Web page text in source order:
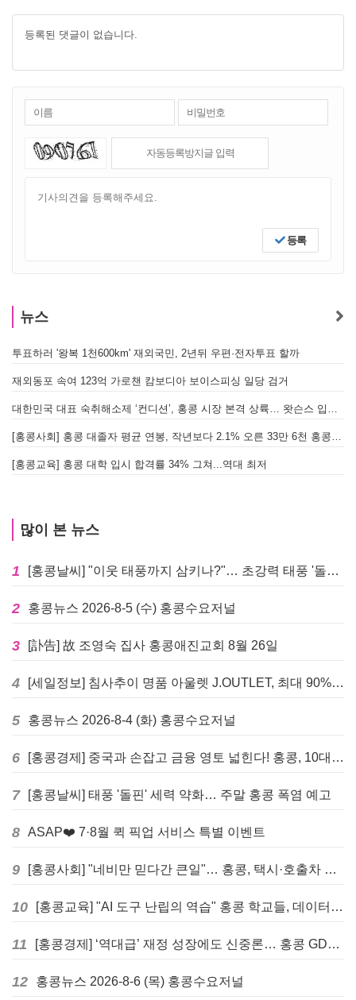
등록된 댓글이 없습니다.
등록
뉴스
투표하러 '왕복 1천600km' 재외국민, 2년뒤 우편·전자투표 할까
재외동포 속여 123억 가로챈 캄보디아 보이스피싱 일당 검거
[홍콩교육] 홍콩 대학 입시 합격률 34% 그쳐...역대 최저
많이 본 뉴스
1 [홍콩날씨] "이웃 태풍까지 삼키나?"… 초강력 태풍 '돌핀' 세력 재확장
2 홍콩뉴스 2026-8-5 (수) 홍콩수요저널
3 [訃告] 故 조영숙 집사 홍콩애진교회 8월 26일
4 [세일정보] 침사추이 명품 아울렛 J.OUTLET, 최대 90% 빅 세일 진행
5 홍콩뉴스 2026-8-4 (화) 홍콩수요저널
6 [홍콩경제] 중국과 손잡고 금융 영토 넓힌다! 홍콩, 10대 신규 정책 발표
7 [홍콩날씨] 태풍 '돌핀' 세력 약화… 주말 홍콩 폭염 예고
8 ASAP❤️ 7·8월 퀵 픽업 서비스 특별 이벤트
9 [홍콩사회] "네비만 믿다간 큰일"… 홍콩, 택시·호출차 통합 시험 도입하며 규제 본격화
10 [홍콩교육] "AI 도구 난립의 역습" 홍콩 학교들, 데이터 고립에 교육 효과 평가 비상
11 [홍콩경제] ‘역대급’ 재정 성장에도 신중론… 홍콩 GDP 전망 상향 속 “지정학적 리스크 경계”
12 홍콩뉴스 2026-8-6 (목) 홍콩수요저널